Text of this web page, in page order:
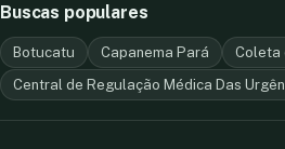
Buscas populares
Botucatu Capanema Pará Coleta
Central de Regulação Médica Das